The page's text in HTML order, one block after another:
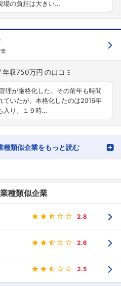
場の負担は大きい…
業
年収750万円
理が厳格化した。その前年も時間
ていたが、本格化したのは2016年
入り。１９時…
種類似企業をもっと読む
種類似企業
2.8
2.6
2.5